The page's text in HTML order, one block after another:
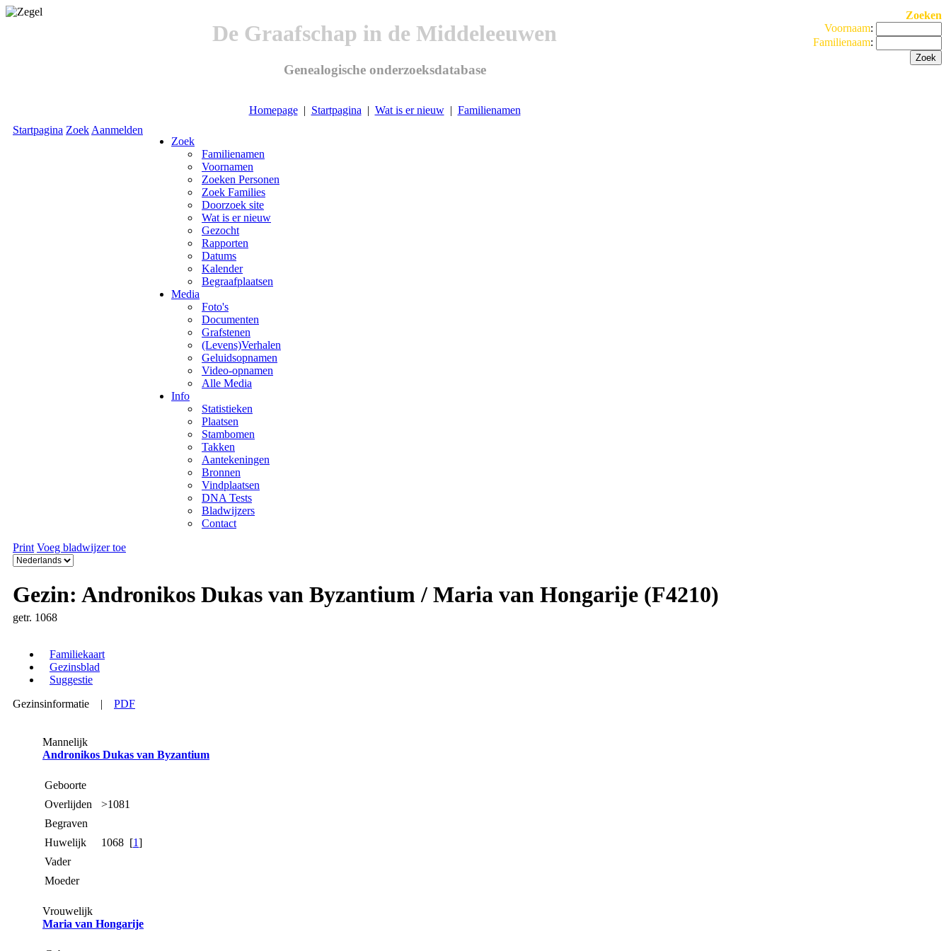
De Graafschap in de Middeleeuwen
Genealogische onderzoeksdatabase
Homepage| Startpagina | Wat is er nieuw| Familienamen
Zoeken
Voornaam:
Familienaam:
Startpagina Zoek Aanmelden
Zoek
Familienamen
Voornamen
Zoeken Personen
Zoek Families
Doorzoek site
Wat is er nieuw
Gezocht
Rapporten
Datums
Kalender
Begraafplaatsen
Media
Foto's
Documenten
Grafstenen
(Levens)Verhalen
Geluidsopnamen
Video-opnamen
Alle Media
Info
Statistieken
Plaatsen
Stambomen
Takken
Aantekeningen
Bronnen
Vindplaatsen
DNA Tests
Bladwijzers
Contact
Print Voeg bladwijzer toe
Gezin: Andronikos Dukas van Byzantium / Maria van Hongarije (F4210)
getr. 1068
Familiekaart
Gezinsblad
Suggestie
Gezinsinformatie | PDF
Mannelijk
Andronikos Dukas van Byzantium
Geboorte
Overlijden
>1081
Begraven
Huwelijk
1068 [1]
Vader
Moeder
Vrouwelijk
Maria van Hongarije